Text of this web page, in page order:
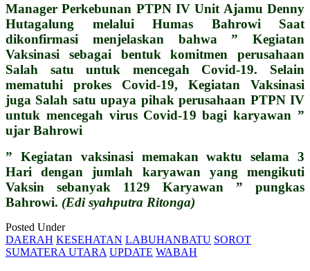
Manager Perkebunan PTPN IV Unit Ajamu Denny
Hutagalung melalui Humas Bahrowi Saat
dikonfirmasi menjelaskan bahwa ” Kegiatan
Vaksinasi sebagai bentuk komitmen perusahaan
Salah satu untuk mencegah Covid-19. Selain
mematuhi prokes Covid-19, Kegiatan Vaksinasi
juga Salah satu upaya pihak perusahaan PTPN IV
untuk mencegah virus Covid-19 bagi karyawan ”
ujar Bahrowi
” Kegiatan vaksinasi memakan waktu selama 3
Hari dengan jumlah karyawan yang mengikuti
Vaksin sebanyak 1129 Karyawan ” pungkas
Bahrowi. (Edi syahputra Ritonga)
Posted Under
DAERAH KESEHATAN LABUHANBATU SOROT
SUMATERA UTARA UPDATE WABAH